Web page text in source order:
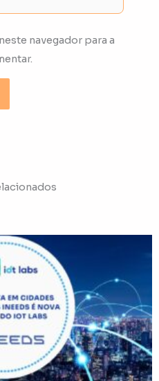
navegador para a